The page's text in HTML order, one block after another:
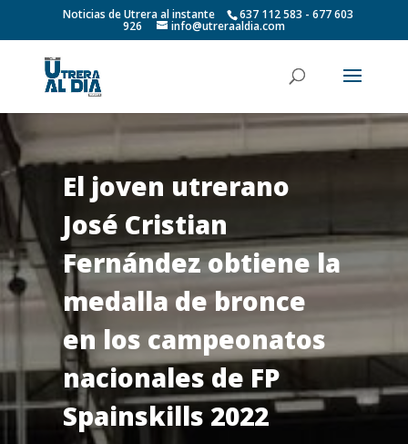
Noticias de Utrera al instante 637 112 583 - 677 603
926 info@utreraaldia.com
El joven utrerano
José Cristian
Fernández obtiene la
medalla de bronce
en los campeonatos
nacionales de FP
Spainskills 2022